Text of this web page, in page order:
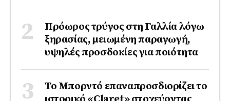
Πρόωρος τρύγος στη Γαλλία λόγω
ξηρασίας, μειωμένη παραγωγή,
υψηλές προσδοκίες για ποιότητα
Το Μπορντό επαναπροσδιορίζει το